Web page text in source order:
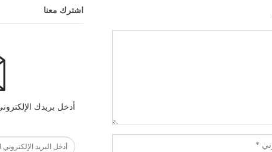
اشترك معنا
أدخل بريدك